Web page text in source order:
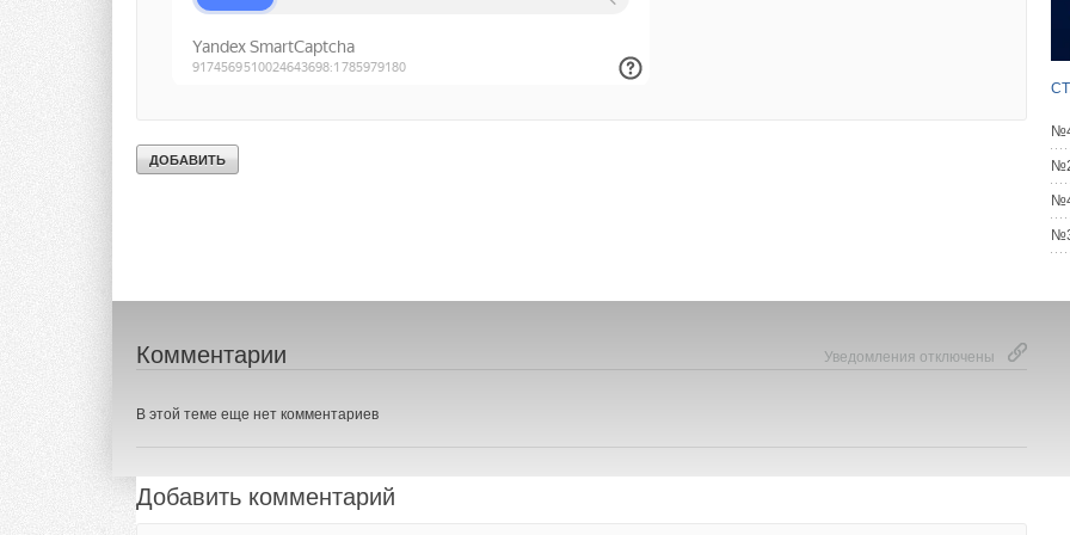
Читайте по теме:
Фильтры и сепараторы шлама Giacomini — обзор оригинальных решений
Уведомления отключены
Комментарии
В этой теме еще нет комментариев
Добавить комментарий